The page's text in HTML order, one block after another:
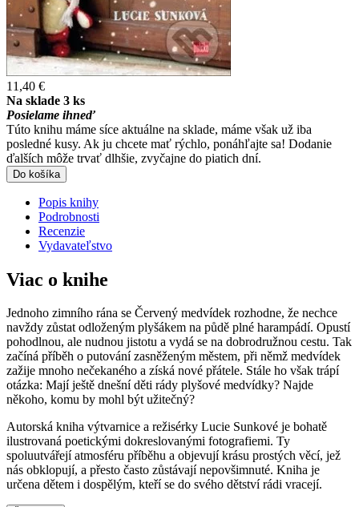
11,40 €
Na sklade 3 ks
Posielame ihneď
Túto knihu máme síce aktuálne na sklade, máme však už iba
posledné kusy. Ak ju chcete mať rýchlo, ponáhľajte sa! Dodanie
ďalších môže trvať dlhšie, zvyčajne do piatich dní.
Do košíka
Popis knihy
Podrobnosti
Recenzie
Vydavateľstvo
Viac o knihe
Jednoho zimního rána se Červený medvídek rozhodne, že nechce
navždy zůstat odloženým plyšákem na půdě plné harampádí. Opustí
pohodlnou, ale nudnou jistotu a vydá se na dobrodružnou cestu. Tak
začíná příběh o putování zasněženým městem, při němž medvídek
zažije mnoho nečekaného a získá nové přátele. Stále ho však trápí
otázka: Mají ještě dnešní děti rády plyšové medvídky? Najde
někoho, komu by mohl být užitečný?
Autorská kniha výtvarnice a režisérky Lucie Sunkové je bohatě
ilustrovaná poetickými dokreslovanými fotografiemi. Ty
spoluutvářejí atmosféru příběhu a objevují krásu prostých věcí, jež
nás obklopují, a přesto často zůstávají nepovšimnuté. Kniha je
určena dětem i dospělým, kteří se do svého dětství rádi vracejí.